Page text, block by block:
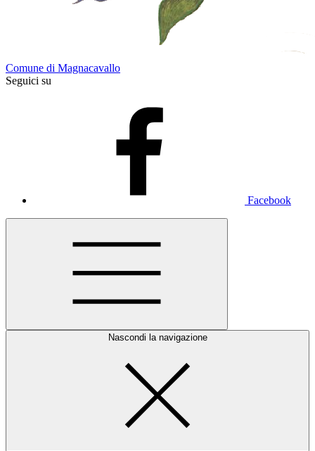
Comune di Magnacavallo
Seguici su
Facebook
Nascondi la navigazione